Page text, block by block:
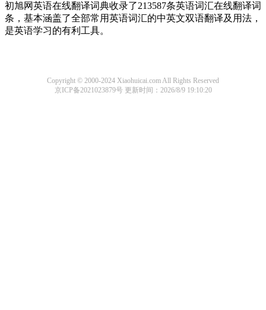
初旭网英语在线翻译词典收录了213587条英语词汇在线翻译词
条，基本涵盖了全部常用英语词汇的中英文双语翻译及用法，
是英语学习的有利工具。
Copyright © 2000-2024 Xiaohuicai.com All Rights Reserved
京ICP备2021023879号更新时间：2026/8/9 19:10:20